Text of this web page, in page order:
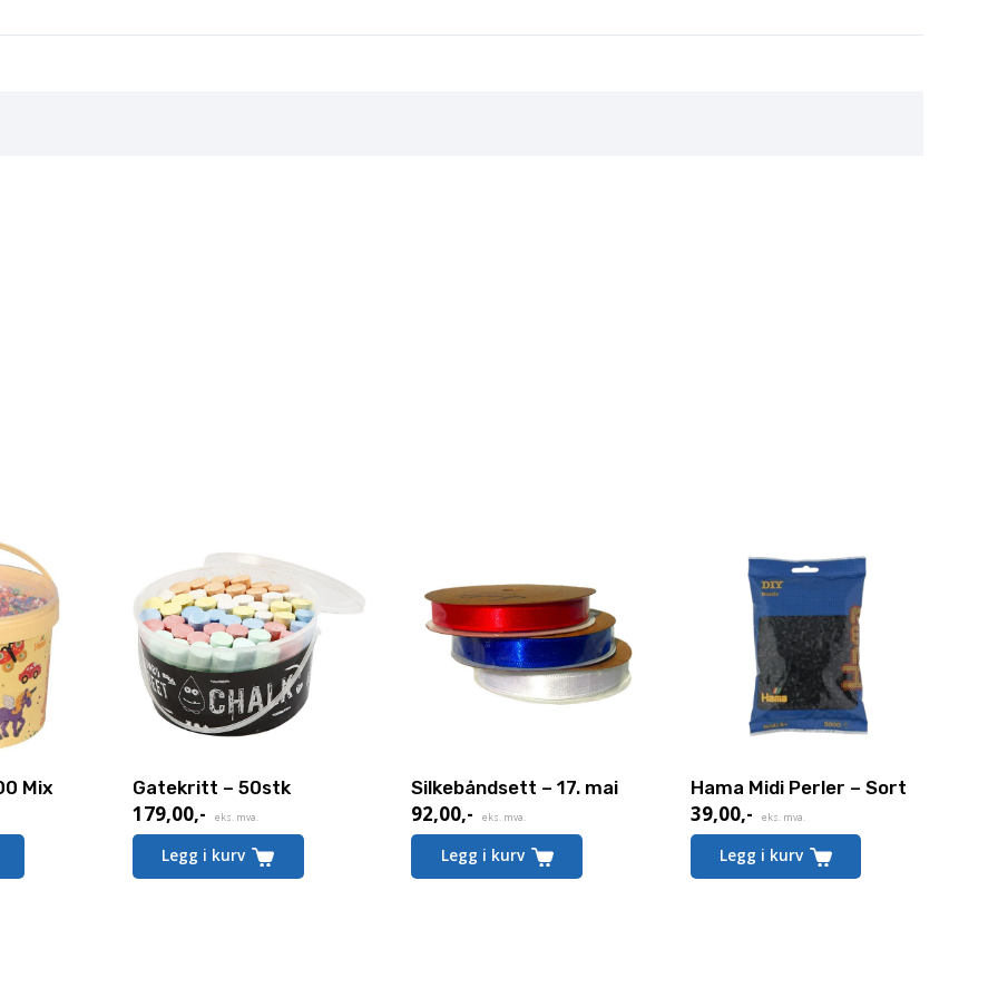
Mix Gatekritt – 50stk
179,00,- eks. mva.
Legg i kurv
Silkebåndsett – 17. mai
92,00,- eks. mva.
Legg i kurv
Hama Midi Perler – Sort
39,00,- eks. mva.
Legg i kurv